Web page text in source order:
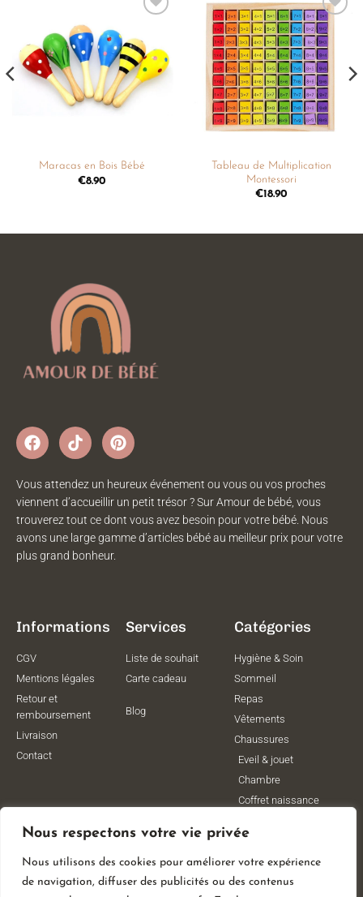
Nous respectons votre vie privée
Nous utilisons des cookies pour améliorer votre expérience
de navigation, diffuser des publicités ou des contenus
liste de
souhaits
Maracas en Bois Bébé
€8.90
Ajouter
à la
liste de
souhaits
Tableau de Multiplication
Montessori
€18.90
Vous attendez un heureux événement ou vous ou vos proches
viennent d’accueillir un petit trésor ? Sur Amour de bébé, vous
trouverez tout ce dont vous avez besoin pour votre bébé. Nous
avons une large gamme d’articles bébé au meilleur prix pour votre
plus grand bonheur.
Informations
CGV
Mentions légales
Retour et
remboursement
Livraison
Contact
Services
Liste de souhait
Carte cadeau
Blog
Catégories
Hygiène & Soin
Sommeil
Repas
Vêtements
Chaussures
Eveil & jouet
Chambre
Coffret naissance
Vêtements de
grossesse
Lithothérapie